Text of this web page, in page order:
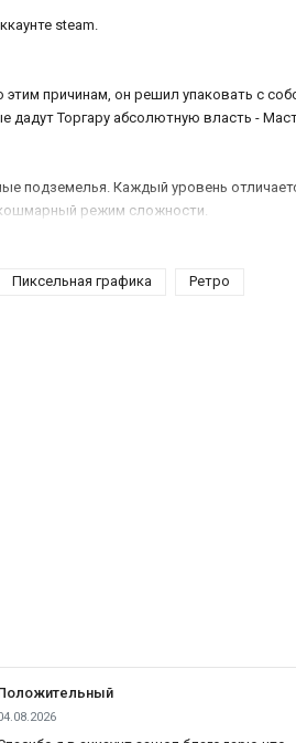
steam.
причинам, он решил упаковать с
дадут Торгару абсолютную власть -
подземелья. Каждый уровень
режим сложности.
Пиксельная графика Ретро